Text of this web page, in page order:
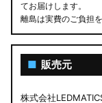
てお届けします。
離島は実費のご負担
■ 販売元
株式会社